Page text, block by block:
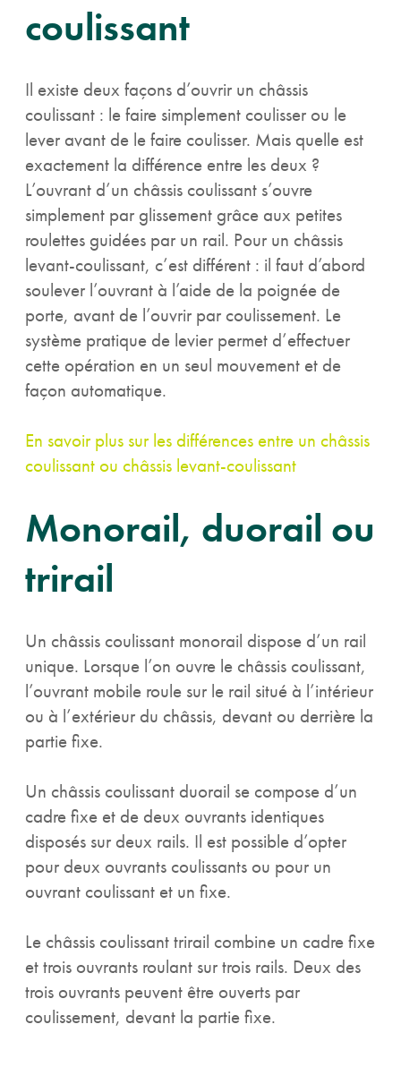
coulissant
Il existe deux façons d’ouvrir un châssis
coulissant : le faire simplement coulisser ou le
lever avant de le faire coulisser. Mais quelle est
exactement la différence entre les deux ?
L’ouvrant d’un châssis coulissant s’ouvre
simplement par glissement grâce aux petites
roulettes guidées par un rail. Pour un châssis
levant-coulissant, c’est différent : il faut d’abord
soulever l’ouvrant à l’aide de la poignée de
porte, avant de l’ouvrir par coulissement. Le
système pratique de levier permet d’effectuer
cette opération en un seul mouvement et de
façon automatique.
En savoir plus sur les différences entre un châssis
coulissant ou châssis levant-coulissant
Monorail, duorail ou
trirail
Un châssis coulissant monorail dispose d’un rail
unique. Lorsque l’on ouvre le châssis coulissant,
l’ouvrant mobile roule sur le rail situé à l’intérieur
ou à l’extérieur du châssis, devant ou derrière la
partie fixe.
Un châssis coulissant duorail se compose d’un
cadre fixe et de deux ouvrants identiques
disposés sur deux rails. Il est possible d’opter
pour deux ouvrants coulissants ou pour un
ouvrant coulissant et un fixe.
Le châssis coulissant trirail combine un cadre fixe
et trois ouvrants roulant sur trois rails. Deux des
trois ouvrants peuvent être ouverts par
coulissement, devant la partie fixe.